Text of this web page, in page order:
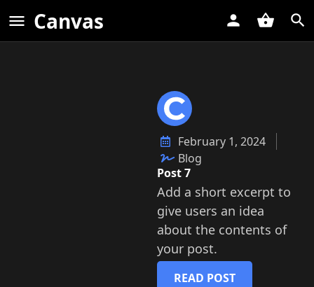
Canvas
February 1, 2024
Blog
Post 7
Add a short excerpt to
give users an idea
about the contents of
your post.
READ POST